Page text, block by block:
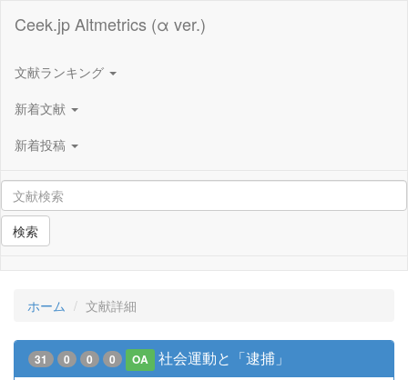
Ceek.jp Altmetrics (α ver.)
文献ランキング
新着文献
新着投稿
検索
ホーム 文献詳細
31 0 0 0 OA 社会運動と「逮捕」